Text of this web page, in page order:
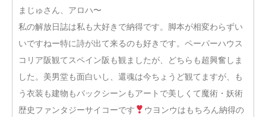
まじゅさん、アロハ〜
私の解放日誌は私も大好きで納得です。脚本が相変わらずい
いですねー特に詩が出て来るのも好きです。ペーパーハウス
コリア阪観てスペイン阪も観ましたが、どちらも超興奮しま
した。美男堂も面白いし、還魂は今ちょうど観てますが、も
う衣装も建物もバックシーンもアートで美しくて魔術・妖術
歴史ファンタジーサイコーです
ウヨンウはもちろん納得の